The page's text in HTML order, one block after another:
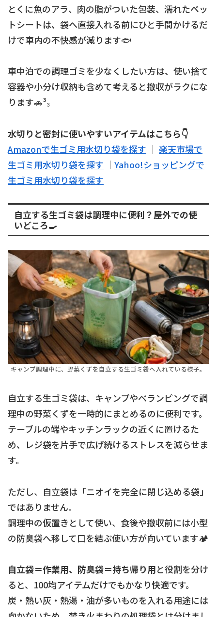
とくに魚のアラ、肉の脂がついた包装、濡れたペッ
トシートは、袋へ直接入れる前にひと手間かけるだ
けで車内の不快感が減ります🐟
車中泊での調理ゴミを少なくしたい方は、使い捨て
容器や小分け収納も含めて考えると撤収がラクにな
ります🚗³₃
水切りと密封に使いやすいアイテムはこちら👇
Amazonで生ゴミ用水切り袋を探す ｜ 楽天市場で
生ゴミ用水切り袋を探す ｜ Yahoo!ショッピングで
生ゴミ用水切り袋を探す
自立する生ゴミ袋は調理中に便利？屋外での使
いどころ🍳
キャンプ調理中に、野菜くずを自立する生ゴミ袋へ入れている様子。
自立する生ゴミ袋は、キャンプやベランピングで調
理中の野菜くずを一時的にまとめるのに便利です。
テーブルの端やキッチンラックの近くに置けるた
め、レジ袋を片手で広げ続けるストレスを減らせま
す。
ただし、自立袋は「ニオイを完全に閉じ込める袋」
ではありません。
調理中の仮置きとして使い、食後や撤収前には小型
の防臭袋へ移して口を結ぶ使い方が向いています🏕️
自立袋＝作業用、防臭袋＝持ち帰り用と役割を分け
ると、100均アイテムだけでもかなり快適です。
炭・熱い灰・熱湯・油が多いものを入れる用途には